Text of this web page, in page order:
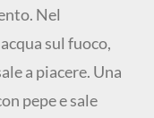
Nel
sul fuoco,
a piacere. Una
pepe e sale